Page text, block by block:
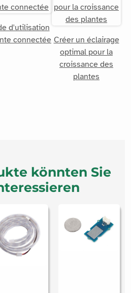
d'utilisation
connectée Créer un éclairage
optimal pour la
croissance des
plantes
könnten Sie